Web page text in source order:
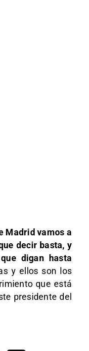
Madrid vamos a
decir basta, y
digan hasta
y ellos son los
que está
presidente del